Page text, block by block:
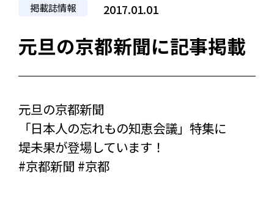
掲載誌情報 2017.01.01
元旦の京都新聞に記事掲載
元旦の京都新聞
「日本人の忘れもの知恵会議」特集に
堤未果が登場しています！
#京都新聞 #京都